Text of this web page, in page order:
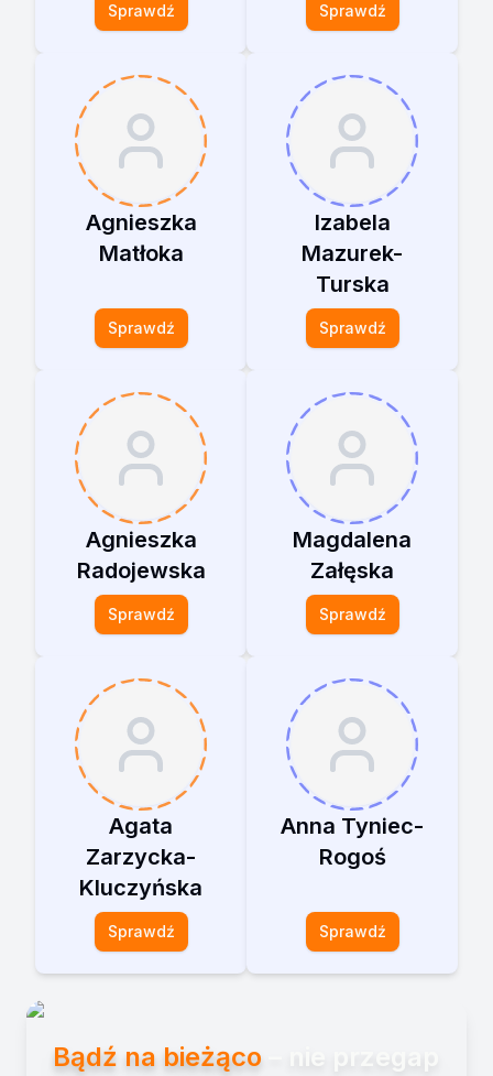
Sprawdź Sprawdź
Agnieszka
Matłoka
Sprawdź
Izabela
Mazurek-
Turska
Sprawdź
Agnieszka
Radojewska
Sprawdź
Magdalena
Załęska
Sprawdź
Agata
Zarzycka-
Kluczyńska
Sprawdź
Anna Tyniec-
Rogoś
Sprawdź
Bądź na bieżąco